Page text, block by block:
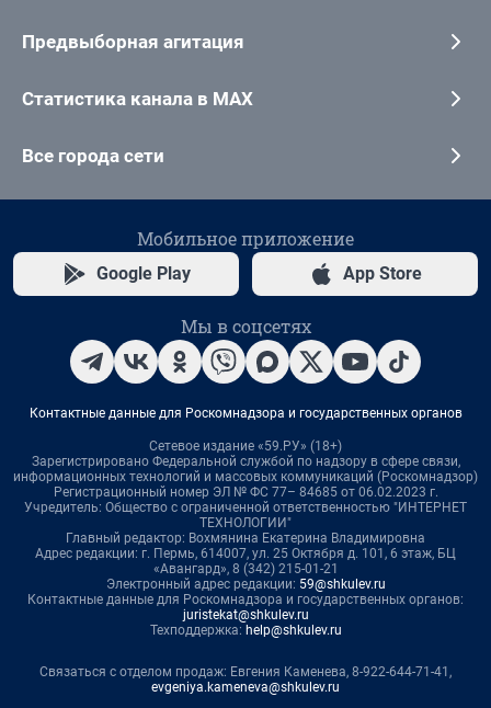
Предвыборная агитация
Статистика канала в MAX
Все города сети
Мобильное приложение
Google Play App Store
Мы в соцсетях
Контактные данные для Роскомнадзора и государственных органов
Сетевое издание «59.РУ» (18+)
Зарегистрировано Федеральной службой по надзору в сфере связи,
информационных технологий и массовых коммуникаций (Роскомнадзор)
Регистрационный номер ЭЛ № ФС 77– 84685 от 06.02.2023 г.
Учредитель: Общество с ограниченной ответственностью "ИНТЕРНЕТ
ТЕХНОЛОГИИ"
Главный редактор: Вохмянина Екатерина Владимировна
Адрес редакции: г. Пермь, 614007, ул. 25 Октября д. 101, 6 этаж, БЦ
«Авангард», 8 (342) 215-01-21
Электронный адрес редакции: 59@shkulev.ru
Контактные данные для Роскомнадзора и государственных органов:
juristekat@shkulev.ru
Техподдержка: help@shkulev.ru
Связаться с отделом продаж: Евгения Каменева, 8-922-644-71-41,
evgeniya.kameneva@shkulev.ru